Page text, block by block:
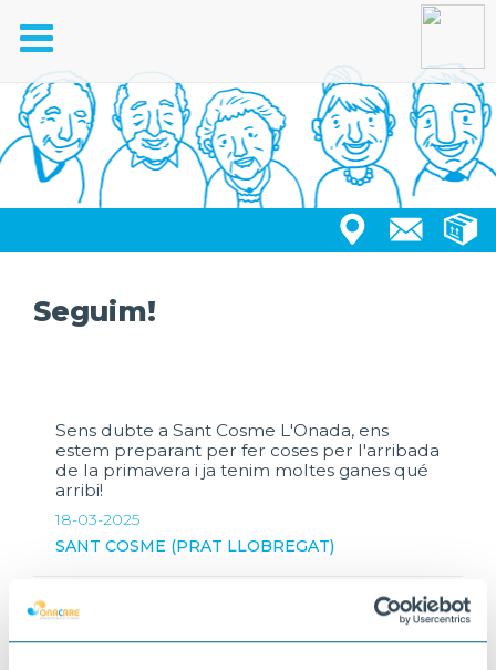
Toggle
navigation
Seguim!
Sens dubte a Sant Cosme L'Onada, ens
estem preparant per fer coses per l'arribada
de la primavera i ja tenim moltes ganes qué
arribi!
18-03-2025
SANT COSME (PRAT LLOBREGAT)